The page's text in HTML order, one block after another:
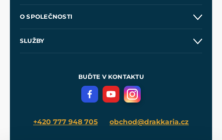
Velkoobchod
O SPOLEČNOSTI
SLUŽBY
Meče pro Kingdom Come
BUĎTE V KONTAKTU
+420 777 948 705 obchod@drakkaria.cz